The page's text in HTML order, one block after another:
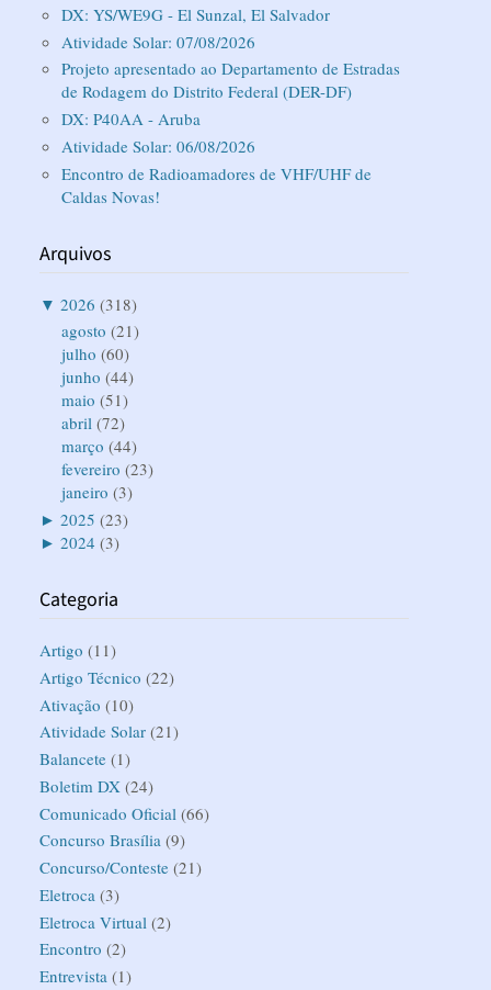
DX: YS/WE9G - El Sunzal, El Salvador
Atividade Solar: 07/08/2026
Projeto apresentado ao Departamento de Estradas
de Rodagem do Distrito Federal (DER-DF)
DX: P40AA - Aruba
Atividade Solar: 06/08/2026
Encontro de Radioamadores de VHF/UHF de
Caldas Novas!
Arquivos
▼ 2026 (318)
agosto (21)
julho (60)
junho (44)
maio (51)
abril (72)
março (44)
fevereiro (23)
janeiro (3)
► 2025 (23)
► 2024 (3)
Categoria
Artigo (11)
Artigo Técnico (22)
Ativação (10)
Atividade Solar (21)
Balancete (1)
Boletim DX (24)
Comunicado Oficial (66)
Concurso Brasília (9)
Concurso/Conteste (21)
Eletroca (3)
Eletroca Virtual (2)
Encontro (2)
Entrevista (1)